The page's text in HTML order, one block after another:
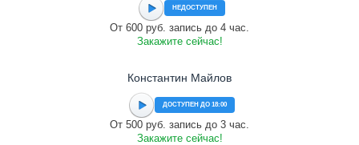
НЕДОСТУПЕН
От 600 руб. запись до 4 час.
Закажите сейчас!
Константин Майлов
ДОСТУПЕН ДО 18:00
От 500 руб. запись до 3 час.
Закажите сейчас!